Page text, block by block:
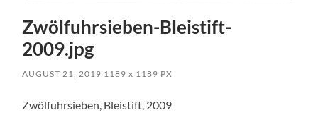
Zwölfuhrsieben-Bleistift-
2009.jpg
AUGUST 21, 2019 1189x 1189 PX
Zwölfuhrsieben, Bleistift, 2009